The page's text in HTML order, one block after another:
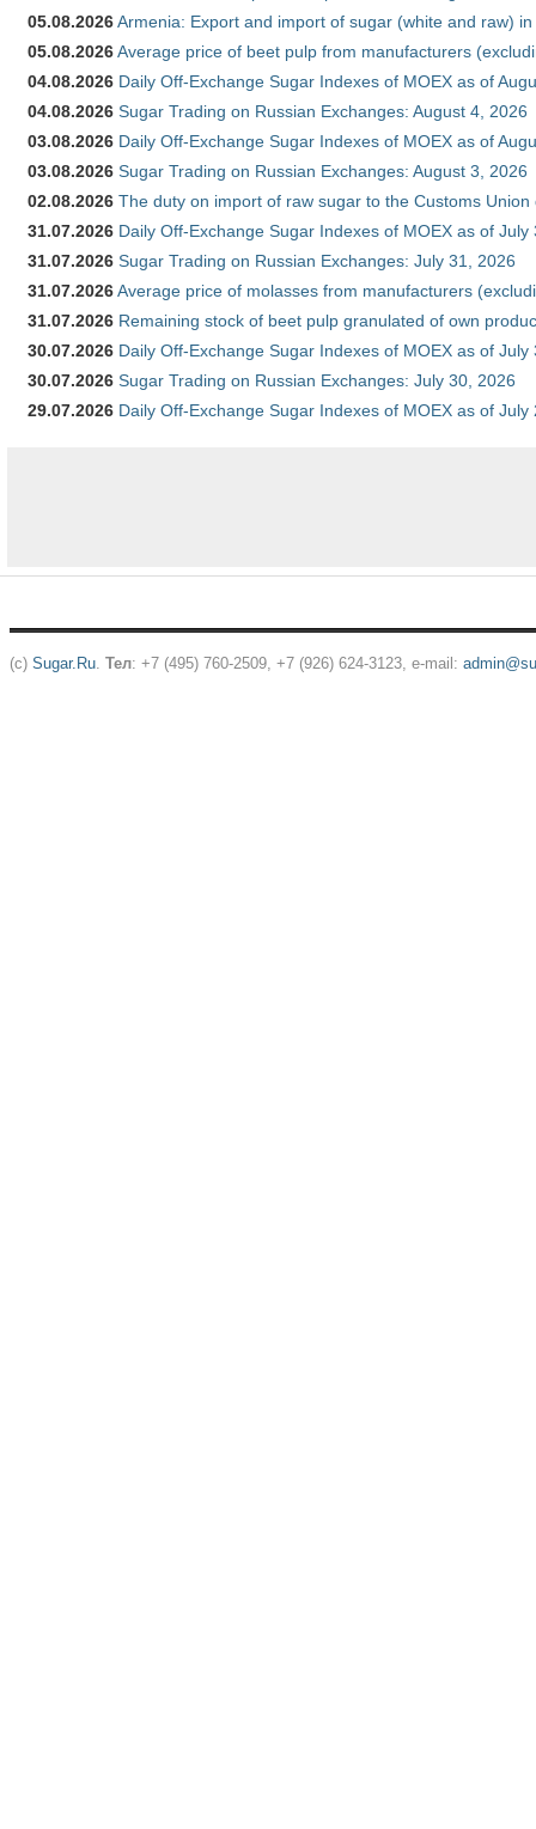
05.08.2026Armenia: Export and import of sugar (white and raw)
05.08.2026Average price of beet pulp from manufacturers
04.08.2026 Daily Off-Exchange Sugar Indexes of MOEX as of
04.08.2026 Sugar Trading on Russian Exchanges: August 4, 2026
03.08.2026 Daily Off-Exchange Sugar Indexes of MOEX as of
03.08.2026 Sugar Trading on Russian Exchanges: August 3, 2026
02.08.2026 The duty on import of raw sugar to the Customs
31.07.2026 Daily Off-Exchange Sugar Indexes of MOEX as of July
31.07.2026 Sugar Trading on Russian Exchanges: July 31, 2026
31.07.2026Average price of molasses from manufacturers
31.07.2026 Remaining stock of beet pulp granulated of own
30.07.2026 Daily Off-Exchange Sugar Indexes of MOEX as of July
30.07.2026 Sugar Trading on Russian Exchanges: July 30, 2026
29.07.2026 Daily Off-Exchange Sugar Indexes of MOEX as of July
(c) Sugar.Ru. Тел: +7 (495) 760-2509, +7 (926) 624-3123, e-mail: